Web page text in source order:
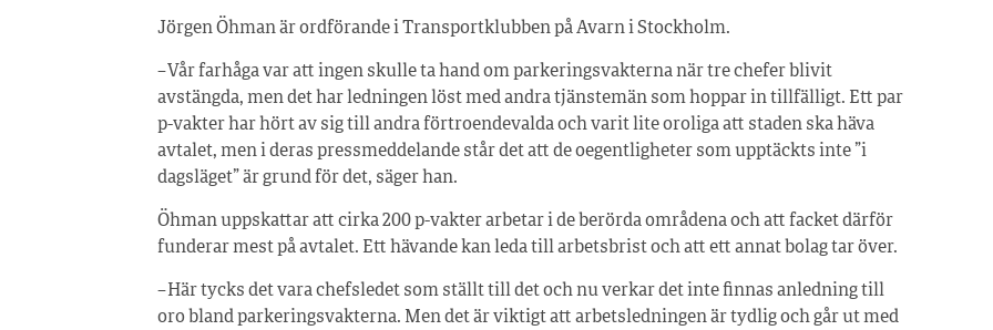
Jörgen Öhman är ordförande i Transportklubben på Avarn i Stockholm.
– Vår farhåga var att ingen skulle ta hand om parkeringsvakterna när tre chefer blivit
avstängda, men det har ledningen löst med andra tjänstemän som hoppar in tillfälligt. Ett par
p-vakter har hört av sig till andra förtroendevalda och varit lite oroliga att staden ska häva
avtalet, men i deras pressmeddelande står det att de oegentligheter som upptäckts inte ”i
dagsläget” är grund för det, säger han.
Öhman uppskattar att cirka 200 p-vakter arbetar i de berörda områdena och att facket därför
funderar mest på avtalet. Ett hävande kan leda till arbetsbrist och att ett annat bolag tar över.
– Här tycks det vara chefsledet som ställt till det och nu verkar det inte finnas anledning till
oro bland parkeringsvakterna. Men det är viktigt att arbetsledningen är tydlig och går ut med